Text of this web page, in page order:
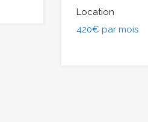
Location
420€ par mois